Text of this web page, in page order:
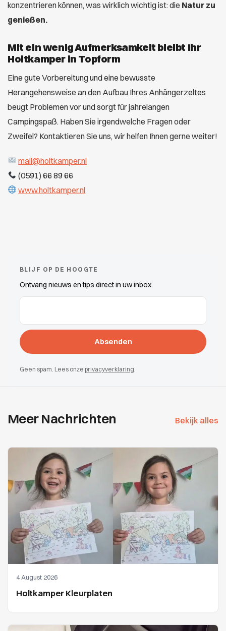
konzentrieren können, was wirklich wichtig ist: die Natur zu
genießen.
Mit ein wenig Aufmerksamkeit bleibt Ihr
Holtkamper in Topform
Eine gute Vorbereitung und eine bewusste
Herangehensweise an den Aufbau Ihres Anhängerzeltes
beugt Problemen vor und sorgt für jahrelangen
Campingspaß. Haben Sie irgendwelche Fragen oder
Zweifel? Kontaktieren Sie uns, wir helfen Ihnen gerne weiter!
mail@holtkamper.nl
(0591) 66 89 66
www.holtkamper.nl
BLIJF OP DE HOOGTE
Ontvang nieuws en tips direct in uw inbox.
E-Mail-Adressen
Geen spam. Lees onze privacyverklaring
Meer Nachrichten Bekijk alles
4 August 2026
Holtkamper Kleurplaten